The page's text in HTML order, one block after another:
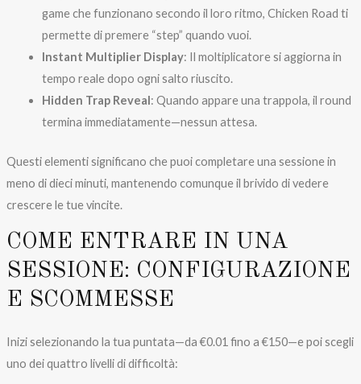
game che funzionano secondo il loro ritmo, Chicken Road ti
permette di premere “step” quando vuoi.
Instant Multiplier Display: Il moltiplicatore si aggiorna in
tempo reale dopo ogni salto riuscito.
Hidden Trap Reveal: Quando appare una trappola, il round
termina immediatamente—nessun attesa.
Questi elementi significano che puoi completare una sessione in
meno di dieci minuti, mantenendo comunque il brivido di vedere
crescere le tue vincite.
COME ENTRARE IN UNA
SESSIONE: CONFIGURAZIONE
E SCOMMESSE
Inizi selezionando la tua puntata—da €0.01 fino a €150—e poi scegli
uno dei quattro livelli di difficoltà: